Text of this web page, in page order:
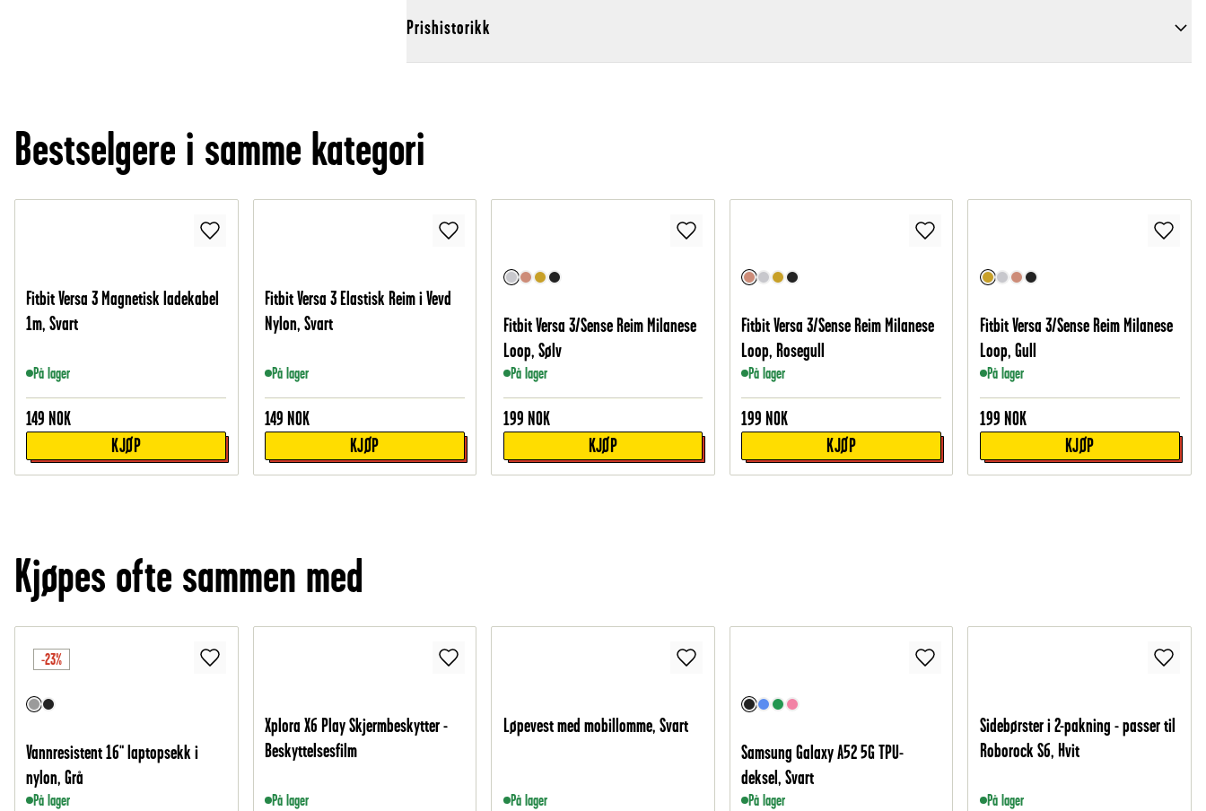
Prishistorikk
Bestselgere i samme kategori
Fitbit Versa 3 Magnetisk ladekabel
1m, Svart
På lager
149 NOK
KJØP
Fitbit Versa 3 Elastisk Reim i Vevd
Nylon, Svart
På lager
149 NOK
KJØP
Fitbit Versa 3/Sense Reim Milanese
Loop, Sølv
På lager
199 NOK
KJØP
Fitbit Versa 3/Sense Reim Milanese
Loop, Rosegull
På lager
199 NOK
KJØP
Fitbit Versa 3/Sense Reim Milanese
Loop, Gull
På lager
199 NOK
KJØP
Kjøpes ofte sammen med
-23%
Vannresistent 16" laptopsekk i
nylon, Grå
På lager
Xplora X6 Play Skjermbeskytter -
Beskyttelsesfilm
På lager
Løpevest med mobillomme, Svart
På lager
Samsung Galaxy A52 5G TPU-
deksel, Svart
På lager
Sidebørster i 2-pakning - passer til
Roborock S6, Hvit
På lager